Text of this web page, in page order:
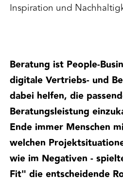
Inspiration und
Beratung ist People-
digitale Vertriebs- und
dabei helfen, die
Beratungsleistung
Ende immer Menschen
welchen
wie im Negativen -
Fit" die entscheidende